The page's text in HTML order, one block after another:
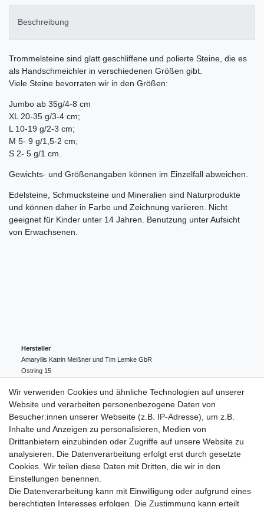
Beschreibung
Trommelsteine sind glatt geschliffene und polierte Steine, die es
als Handschmeichler in verschiedenen Größen gibt.
Viele Steine bevorraten wir in den Größen:
Jumbo ab 35g/4-8 cm
XL 20-35 g/3-4 cm;
L 10-19 g/2-3 cm;
M 5- 9 g/1,5-2 cm;
S 2- 5 g/1 cm.
Gewichts- und Größenangaben können im Einzelfall abweichen.
Edelsteine, Schmucksteine und Mineralien sind Naturprodukte
und können daher in Farbe und Zeichnung variieren. Nicht
geeignet für Kinder unter 14 Jahren. Benutzung unter Aufsicht
von Erwachsenen.
Hersteller
Amaryllis Katrin Meißner und Tim Lemke GbR
Ostring 15
004943548099856
amaryllis-eckernfoerde@t-online.de
EU-Verantwortlicher
Amaryllis Katrin Meißner und Tim Lemke GbR
Ostring
15
004943548099856
amaryllis-eckernfoerde@t-online.de
Wir verwenden Cookies und ähnliche Technologien auf unserer
Website und verarbeiten personenbezogene Daten von
Besucher:innen unserer Webseite (z.B. IP-Adresse), um z.B.
Inhalte und Anzeigen zu personalisieren, Medien von
Drittanbietern einzubinden oder Zugriffe auf unsere Website zu
analysieren. Die Datenverarbeitung erfolgt erst durch gesetzte
Cookies. Wir teilen diese Daten mit Dritten, die wir in den
Einstellungen benennen.
Die Datenverarbeitung kann mit Einwilligung oder aufgrund eines
berechtigten Interesses erfolgen. Die Zustimmung kann erteilt